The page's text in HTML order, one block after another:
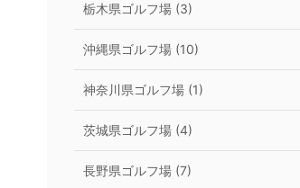
栃木県ゴルフ場 (3)
沖縄県ゴルフ場 (10)
神奈川県ゴルフ場 (1)
茨城県ゴルフ場 (4)
長野県ゴルフ場 (7)